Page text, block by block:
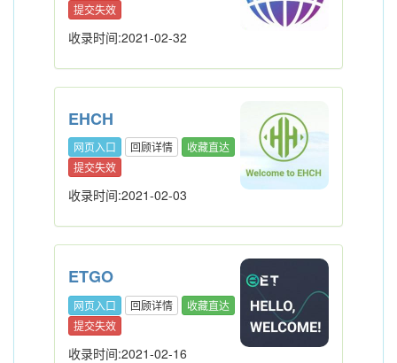
提交失效
收录时间:2021-02-32
EHCH
网页入口 回顾详情
收藏直达
提交失效
收录时间:2021-02-03
ETGO
网页入口 回顾详情
收藏直达
提交失效
收录时间:2021-02-16